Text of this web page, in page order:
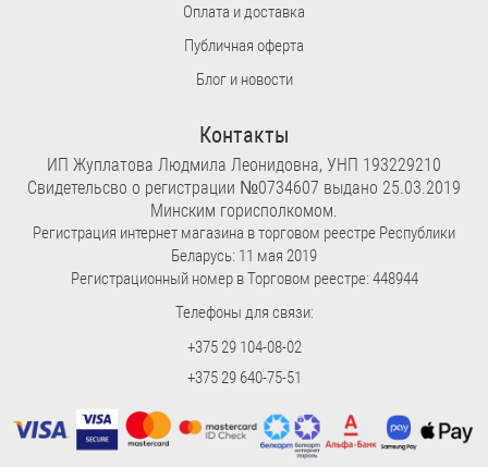
Оплата и доставка
Публичная оферта
Блог и новости
Контакты
ИП Жуплатова Людмила Леонидовна, УНП 193229210
Свидетельсво о регистрации №0734607 выдано 25.03.2019
Минским горисполкомом.
Регистрация интернет магазина в торговом реестре Республики
Беларусь: 11 мая 2019
Регистрационный номер в Торговом реестре: 448944
Телефоны для связи:
+375 29 104-08-02
+375 29 640-75-51